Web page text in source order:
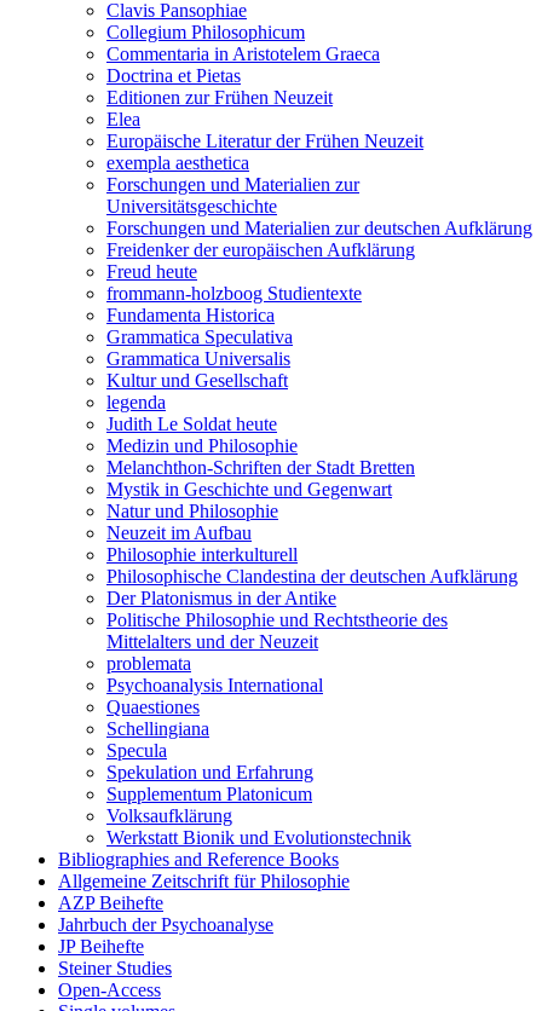
Clavis Pansophiae
Collegium Philosophicum
Commentaria in Aristotelem Graeca
Doctrina et Pietas
Editionen zur Frühen Neuzeit
Elea
Europäische Literatur der Frühen Neuzeit
exempla aesthetica
Forschungen und Materialien zur
Universitätsgeschichte
Forschungen und Materialien zur deutschen Aufklärung
Freidenker der europäischen Aufklärung
Freud heute
frommann-holzboog Studientexte
Fundamenta Historica
Grammatica Speculativa
Grammatica Universalis
Kultur und Gesellschaft
legenda
Judith Le Soldat heute
Medizin und Philosophie
Melanchthon-Schriften der Stadt Bretten
Mystik in Geschichte und Gegenwart
Natur und Philosophie
Neuzeit im Aufbau
Philosophie interkulturell
Philosophische Clandestina der deutschen Aufklärung
Der Platonismus in der Antike
Politische Philosophie und Rechtstheorie des
Mittelalters und der Neuzeit
problemata
Psychoanalysis International
Quaestiones
Schellingiana
Specula
Spekulation und Erfahrung
Supplementum Platonicum
Volksaufklärung
Werkstatt Bionik und Evolutionstechnik
Bibliographies and Reference Books
Allgemeine Zeitschrift für Philosophie
AZP Beihefte
Jahrbuch der Psychoanalyse
JP Beihefte
Steiner Studies
Open-Access